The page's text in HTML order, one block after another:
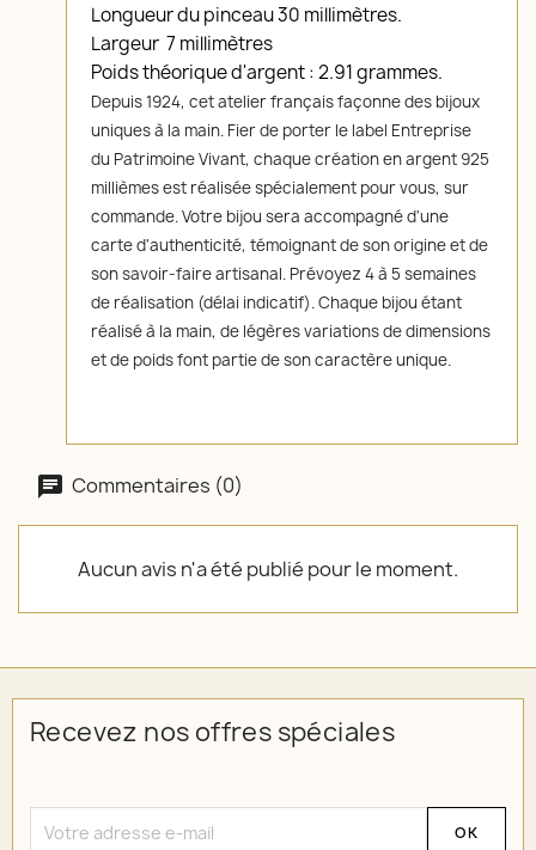
Longueur du pinceau 30 millimètres.
Largeur 7 millimètres
Poids théorique d'argent : 2.91 grammes.
Depuis 1924, cet atelier français façonne des bijoux
uniques à la main. Fier de porter le label Entreprise
du Patrimoine Vivant, chaque création en argent 925
millièmes est réalisée spécialement pour vous, sur
commande. Votre bijou sera accompagné d'une
carte d'authenticité, témoignant de son origine et de
son savoir-faire artisanal. Prévoyez 4 à 5 semaines
de réalisation (délai indicatif). Chaque bijou étant
réalisé à la main, de légères variations de dimensions
et de poids font partie de son caractère unique.
Commentaires (0)
Aucun avis n'a été publié pour le moment.
Recevez nos offres spéciales